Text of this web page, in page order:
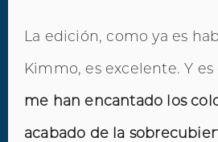
La edición, como ya es
Kimmo, es excelente. Y
me han encantado los
acabado de la